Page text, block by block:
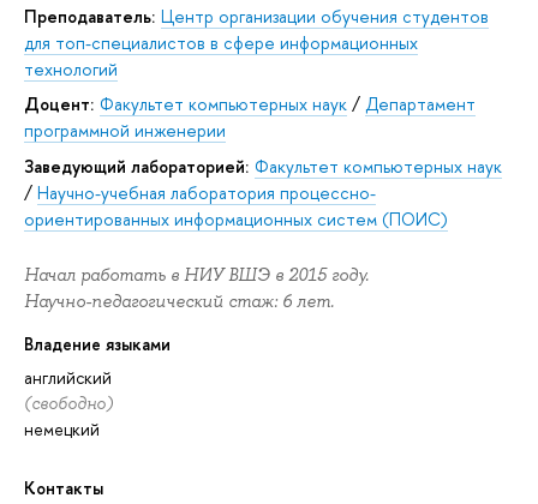
Преподаватель: Центр организации обучения студентов
для топ-специалистов в сфере информационных
технологий
Доцент: Факультет компьютерных наук / Департамент
программной инженерии
Заведующий лабораторией: Факультет компьютерных наук
/ Научно-учебная лаборатория процессно-
ориентированных информационных систем (ПОИС)
Начал работать в НИУ ВШЭ в 2015 году.
Научно-педагогический стаж: 6 лет.
Владение языками
английский
(свободно)
немецкий
Контакты